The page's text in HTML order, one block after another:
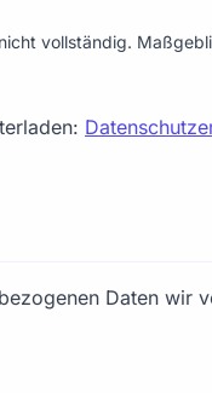
vollständig.
Daten wir